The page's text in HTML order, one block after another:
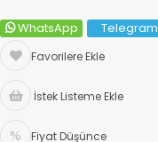
WhatsApp Telegram
Favorilere Ekle
İstek Listeme Ekle
Fiyat Düşünce